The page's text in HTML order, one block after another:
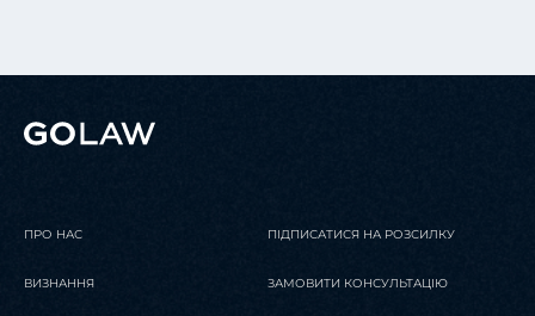
ПРО НАС
ВИЗНАННЯ
ПІДПИСАТИСЯ НА РОЗСИЛКУ
ЗАМОВИТИ КОНСУЛЬТАЦІЮ